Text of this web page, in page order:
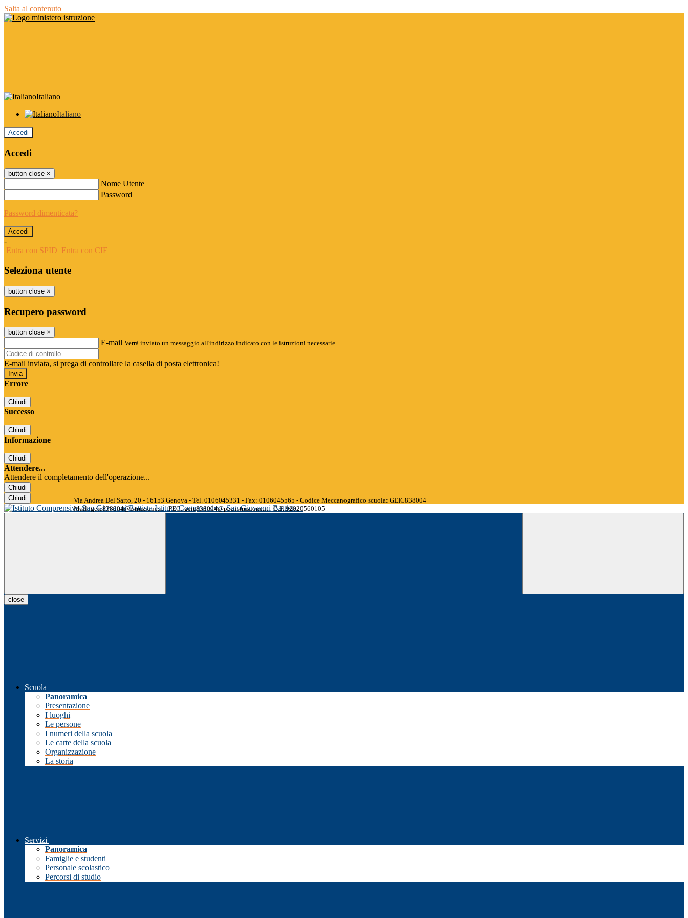
Salta al contenuto
Italiano
Italiano
Accedi
Accedi
button close ×
Nome Utente
Password
Password dimenticata?
-
Entra con SPID Entra con CIE
Seleziona utente
button close ×
Recupero password
button close ×
E-mail Verrà inviato un messaggio all'indirizzo indicato con le istruzioni necessarie.
E-mail inviata, si prega di controllare la casella di posta elettronica!
Errore
Chiudi
Successo
Chiudi
Informazione
Chiudi
Attendere...
Attendere il completamento dell'operazione...
Chiudi
Chiudi
Istituto Comprensivo San Giovanni Battista
Via Andrea Del Sarto, 20 - 16153 Genova - Tel. 0106045331 - Fax: 0106045565 - Codice Meccanografico scuola: GEIC838004
Mail: geic838004@istruzione.it - PEC: geic838004@pec.istruzione.it - C.F. 92020560105
close
Scuola
Panoramica
Presentazione
I luoghi
Le persone
I numeri della scuola
Le carte della scuola
Organizzazione
La storia
Servizi
Panoramica
Famiglie e studenti
Personale scolastico
Percorsi di studio